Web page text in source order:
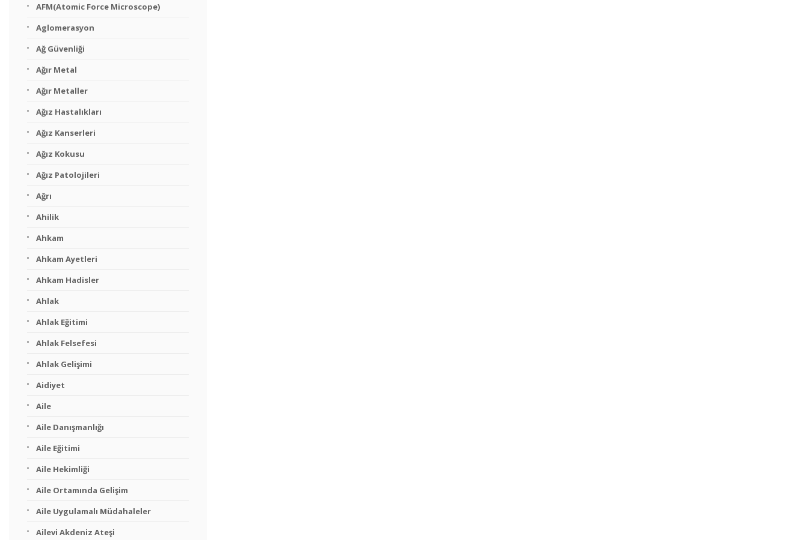
AFM(Atomic Force Microscope)
Aglomerasyon
Ağ Güvenliği
Ağır Metal
Ağır Metaller
Ağız Hastalıkları
Ağız Kanserleri
Ağız Kokusu
Ağız Patolojileri
Ağrı
Ahilik
Ahkam
Ahkam Ayetleri
Ahkam Hadisler
Ahlak
Ahlak Eğitimi
Ahlak Felsefesi
Ahlak Gelişimi
Aidiyet
Aile
Aile Danışmanlığı
Aile Eğitimi
Aile Hekimliği
Aile Ortamında Gelişim
Aile Uygulamalı Müdahaleler
Ailevi Akdeniz Ateşi